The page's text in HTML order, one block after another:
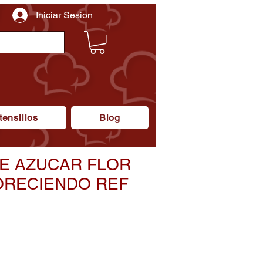
Blog
Iniciar Sesion
AZUCAR FLOR
REF